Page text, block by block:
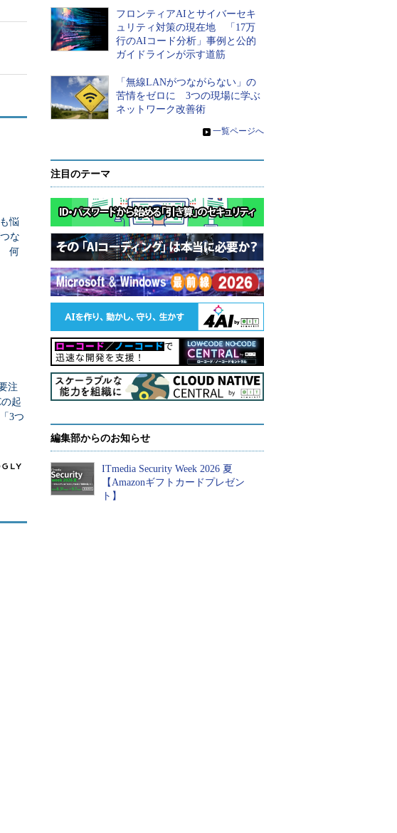
ま
ら
悩
な
何
注
起
3つ
フロンティアAIとサイバーセキ
ュリティ対策の現在地 「17万
行のAIコード分析」事例と公的
ガイドラインが示す道筋
「無線LANがつながらない」の
苦情をゼロに 3つの現場に学ぶ
ネットワーク改善術
» 一覧ページへ
注目のテーマ
編集部からのお知らせ
ITmedia Security Week 2026 夏
【Amazonギフトカードプレゼン
ト】